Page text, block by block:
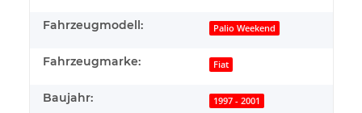
Fahrzeugmodell: Palio Weekend
Fahrzeugmarke: Fiat
Baujahr: 1997 - 2001